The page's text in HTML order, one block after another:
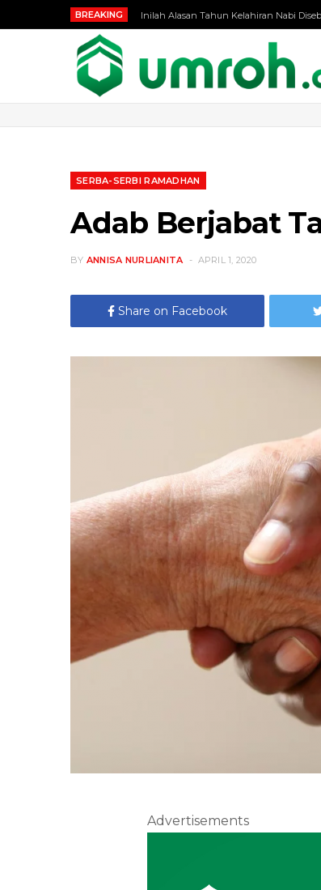
BREAKING Inilah Alasan Tahun Kelahiran Nabi
SERBA-SERBI RAMADHAN
Adab Berjabat
BY ANNISA NURLIANITA APRIL 1, 2020
Share on Facebook
Advertisements